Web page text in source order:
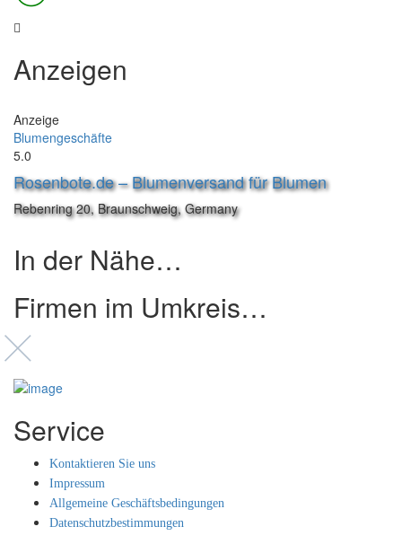
Anzeigen
Anzeige
Blumengeschäfte
5.0
Rosenbote.de – Blumenversand für Blumen
Rebenring 20, Braunschweig, Germany
In der Nähe…
Firmen im Umkreis…
Service
Kontaktieren Sie uns
Impressum
Allgemeine Geschäftsbedingungen
Datenschutzbestimmungen